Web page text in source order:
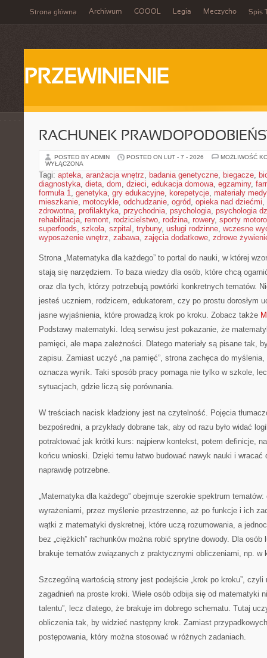
Strona główna Archiwum GOOOL Legia Meczycho Spis
PRZEWINIENIE
RACHUNEK
POSTED BY ADMIN POSTED ON LUT - 7 - 2026
MOŻLIWOŚĆ
WYŁĄCZONA
Tagi: apteka, aranżacja wnętrz, badania genetyczne, biegacze,
diagnostyka, dieta, dom, dzieci, edukacja domowa, egzaminy,
formuła 1, genetyka, gry edukacyjne, korepetycje, materiały
mieszkanie, motocykle, odchudzanie, ogród, opieka nad dziećmi,
zdrowotna, profilaktyka, przychodnia, psychologia, psychologia
rehabilitacja, remont, rodzicielstwo, rodzina, rowery, sporty
superfoods, szkoła, szpital , trybuny, usługi rodzinne, wczesne
wyposażenie wnętrz, zabawa, zajęcia dodatkowe, zdrowe
Strona „Matematyka dla każdego” to portal do nauki, w której
stają się narzędziem. To baza wiedzy dla osób, które chcą
oraz dla tych, którzy potrzebują powtórki konkretnych tematów.
jesteś uczniem, rodzicem, edukatorem, czy po prostu dorosłym
jasne wyjaśnienia, które prowadzą krok po kroku. Zobacz także
Podstawy matematyki. Ideą serwisu jest pokazanie, że
pamięci, ale mapa zależności. Dlatego materiały są pisane tak,
zapisu. Zamiast uczyć „na pamięć”, strona zachęca do
oznacza wynik. Taki sposób pracy pomaga nie tylko w szkole,
sytuacjach, gdzie liczą się porównania.
W treściach nacisk kładziony jest na czytelność. Pojęcia
bezpośredni, a przykłady dobrane tak, aby od razu było widać
potraktować jak krótki kurs: najpierw kontekst, potem definicje,
końcu wnioski. Dzięki temu łatwo budować nawyk nauki i wracać
naprawdę potrzebne.
„Matematyka dla każdego” obejmuje szerokie spektrum
wyrażeniami, przez myślenie przestrzenne, aż po funkcje i ich
wątki z matematyki dyskretnej, które uczą rozumowania, a
bez „ciężkich” rachunków można robić sprytne dowody. Dla
brakuje tematów związanych z praktycznymi obliczeniami, np. w
Szczególną wartością strony jest podejście „krok po kroku”,
zagadnień na proste kroki. Wiele osób odbija się od matematyki
talentu”, lecz dlatego, że brakuje im dobrego schematu. Tutaj
obliczenia tak, by widzieć następny krok. Zamiast
postępowania, który można stosować w różnych zadaniach.